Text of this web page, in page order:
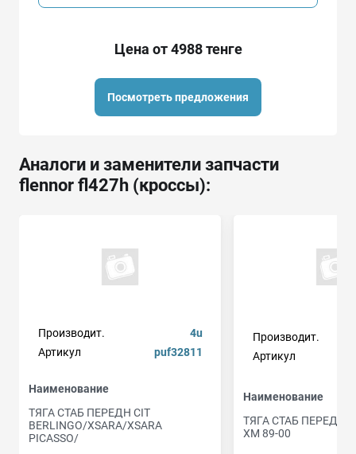
Цена от 4988 тенге
Посмотреть предложения
Аналоги и заменители запчасти
flennor fl427h (кроссы):
Производит.
4u
Артикул
puf32811
Наименование
ТЯГА СТАБ ПЕРЕДН CIT
BERLINGO/XSARA/XSARA
PICASSO/
Производит.
Артикул
Наименование
ТЯГА СТАБ ПЕРЕДН
XM 89-00